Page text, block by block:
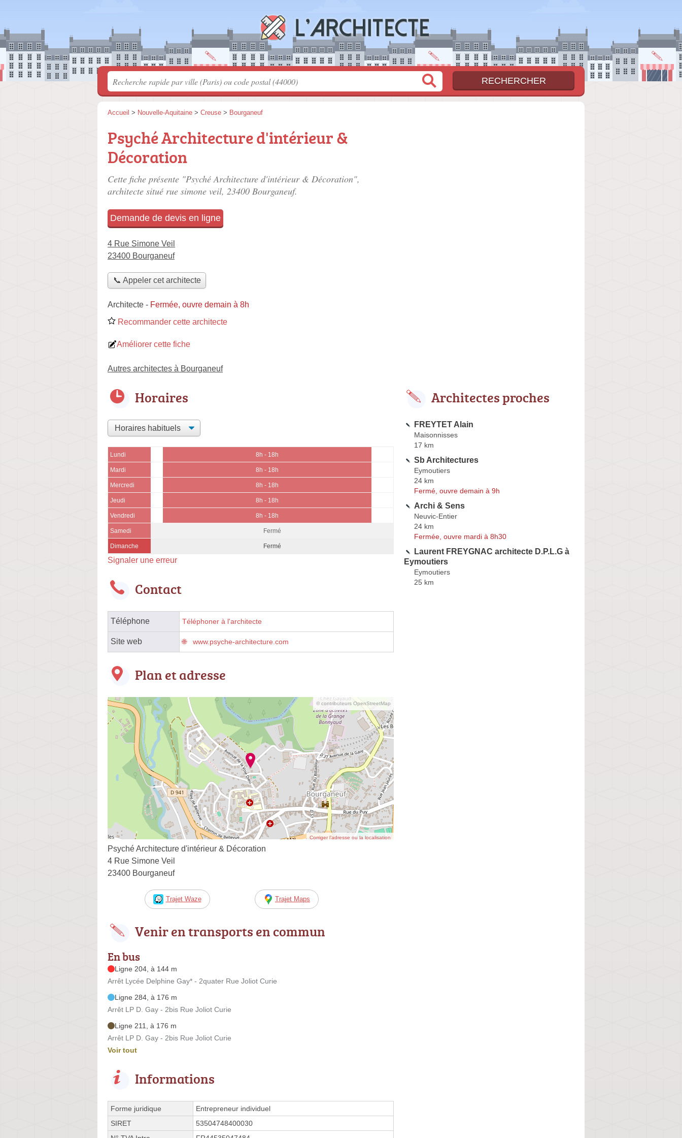
Accueil > Nouvelle-Aquitaine > Creuse > Bourganeuf
Psyché Architecture d'intérieur &
Décoration
Cette fiche présente "Psyché Architecture d'intérieur & Décoration",
architecte situé rue simone veil, 23400 Bourganeuf.
Demande de devis en ligne
4 Rue Simone Veil
23400 Bourganeuf
📞 Appeler cet architecte
Architecte - Fermée, ouvre demain à 8h
Recommander cette architecte
Améliorer cette fiche
Autres architectes à Bourganeuf
Horaires
Lundi 8h - 18h
Mardi 8h - 18h
Mercredi 8h - 18h
Jeudi 8h - 18h
Vendredi 8h - 18h
Samedi Fermé
Dimanche Fermé
Signaler une erreur
Contact
Téléphone Téléphoner à l'architecte
Site web www.psyche-architecture.com
Plan et adresse
© contributeurs OpenStreetMap
Corriger l’adresse ou la localisation
Psyché Architecture d'intérieur & Décoration
4 Rue Simone Veil
23400 Bourganeuf
Trajet Waze Trajet Maps
Venir en transports en commun
En bus
Ligne 204, à 144 m
Arrêt Lycée Delphine Gay* - 2quater Rue Joliot Curie
Ligne 284, à 176 m
Arrêt LP D. Gay - 2bis Rue Joliot Curie
Ligne 211, à 176 m
Arrêt LP D. Gay - 2bis Rue Joliot Curie
Voir tout
Informations
Forme juridique
Entrepreneur individuel
SIRET
53504748400030
Architectes proches
FREYTET Alain
Maisonnisses
17 km
Sb Architectures
Eymoutiers
24 km
Fermé, ouvre demain à 9h
Archi & Sens
Neuvic-Entier
24 km
Fermée, ouvre mardi à 8h30
Laurent FREYGNAC architecte D.P.L.G à
Eymoutiers
Eymoutiers
25 km